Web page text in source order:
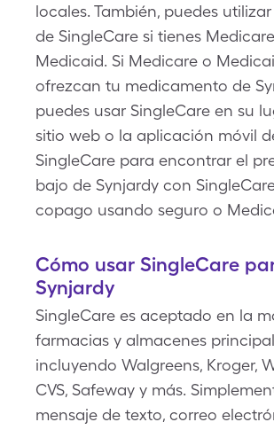
locales. También, puedes
de SingleCare si tienes
Medicaid. Si Medicare o
ofrezcan tu medicamento de
puedes usar SingleCare en su
sitio web o la aplicación móvil
SingleCare para encontrar el
bajo de Synjardy con
copago usando seguro o
Cómo usar SingleCare
Synjardy
SingleCare es aceptado en la
farmacias y almacenes
incluyendo Walgreens, Kroger,
CVS, Safeway y más.
mensaje de texto, correo